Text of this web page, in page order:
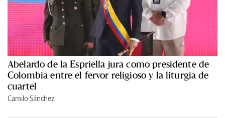
Abelardo de la Espriella jura como presidente de
Colombia entre el fervor religioso y la liturgia de
cuartel
Camilo Sánchez